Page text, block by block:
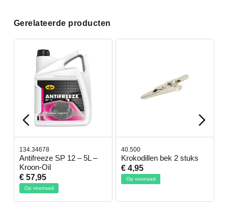
Gerelateerde producten
134.34678
Antifreeze SP 12 – 5L –
Kroon-Oil
€ 57,95
Op voorraad
40.500
Krokodillen bek 2 stuks
€ 4,95
Op voorraad